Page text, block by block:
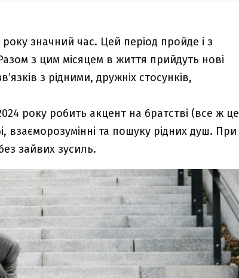
значний час. Цей період пройде і з
з цим місяцем в життя прийдуть нові
з рідними, дружніх стосунків,
року робить акцент на братстві (все ж це
взаєморозумінні та пошуку рідних душ. При
зайвих зусиль.